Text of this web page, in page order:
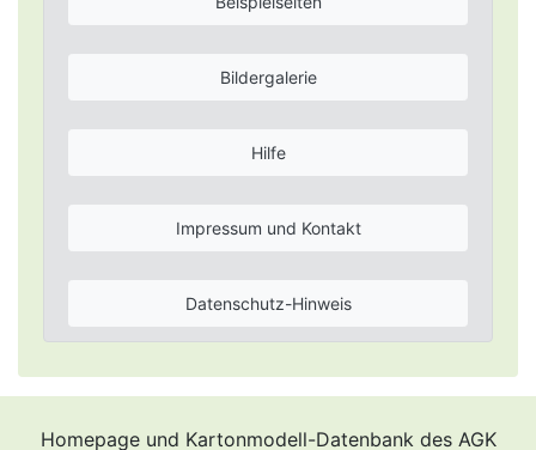
Bildergalerie
Hilfe
Impressum und Kontakt
Datenschutz-Hinweis
Homepage und Kartonmodell-Datenbank des AGK